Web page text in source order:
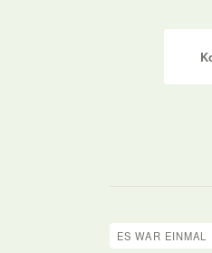
ES WAR EINMAL